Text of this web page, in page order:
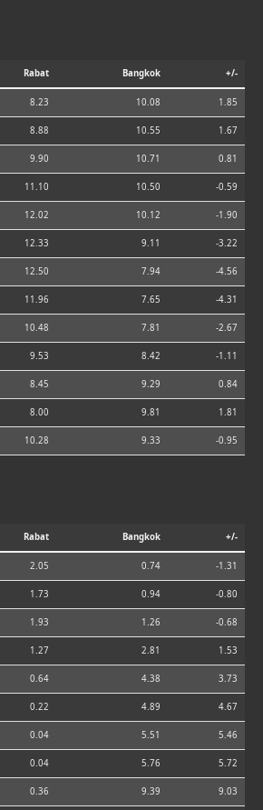
Rabat Bangkok +/-
8.23 10.08 1.85
8.88 10.55 1.67
9.90 10.71 0.81
11.10 10.50 -0.59
12.02 10.12 -1.90
12.33 9.11 -3.22
12.50 7.94 -4.56
11.96 7.65 -4.31
10.48 7.81 -2.67
9.53 8.42 -1.11
8.45 9.29 0.84
8.00 9.81 1.81
10.28 9.33 -0.95
Rabat Bangkok +/-
2.05 0.74 -1.31
1.73 0.94 -0.80
1.93 1.26 -0.68
1.27 2.81 1.53
0.64 4.38 3.73
0.22 4.89 4.67
0.04 5.51 5.46
0.04 5.76 5.72
0.36 9.39 9.03